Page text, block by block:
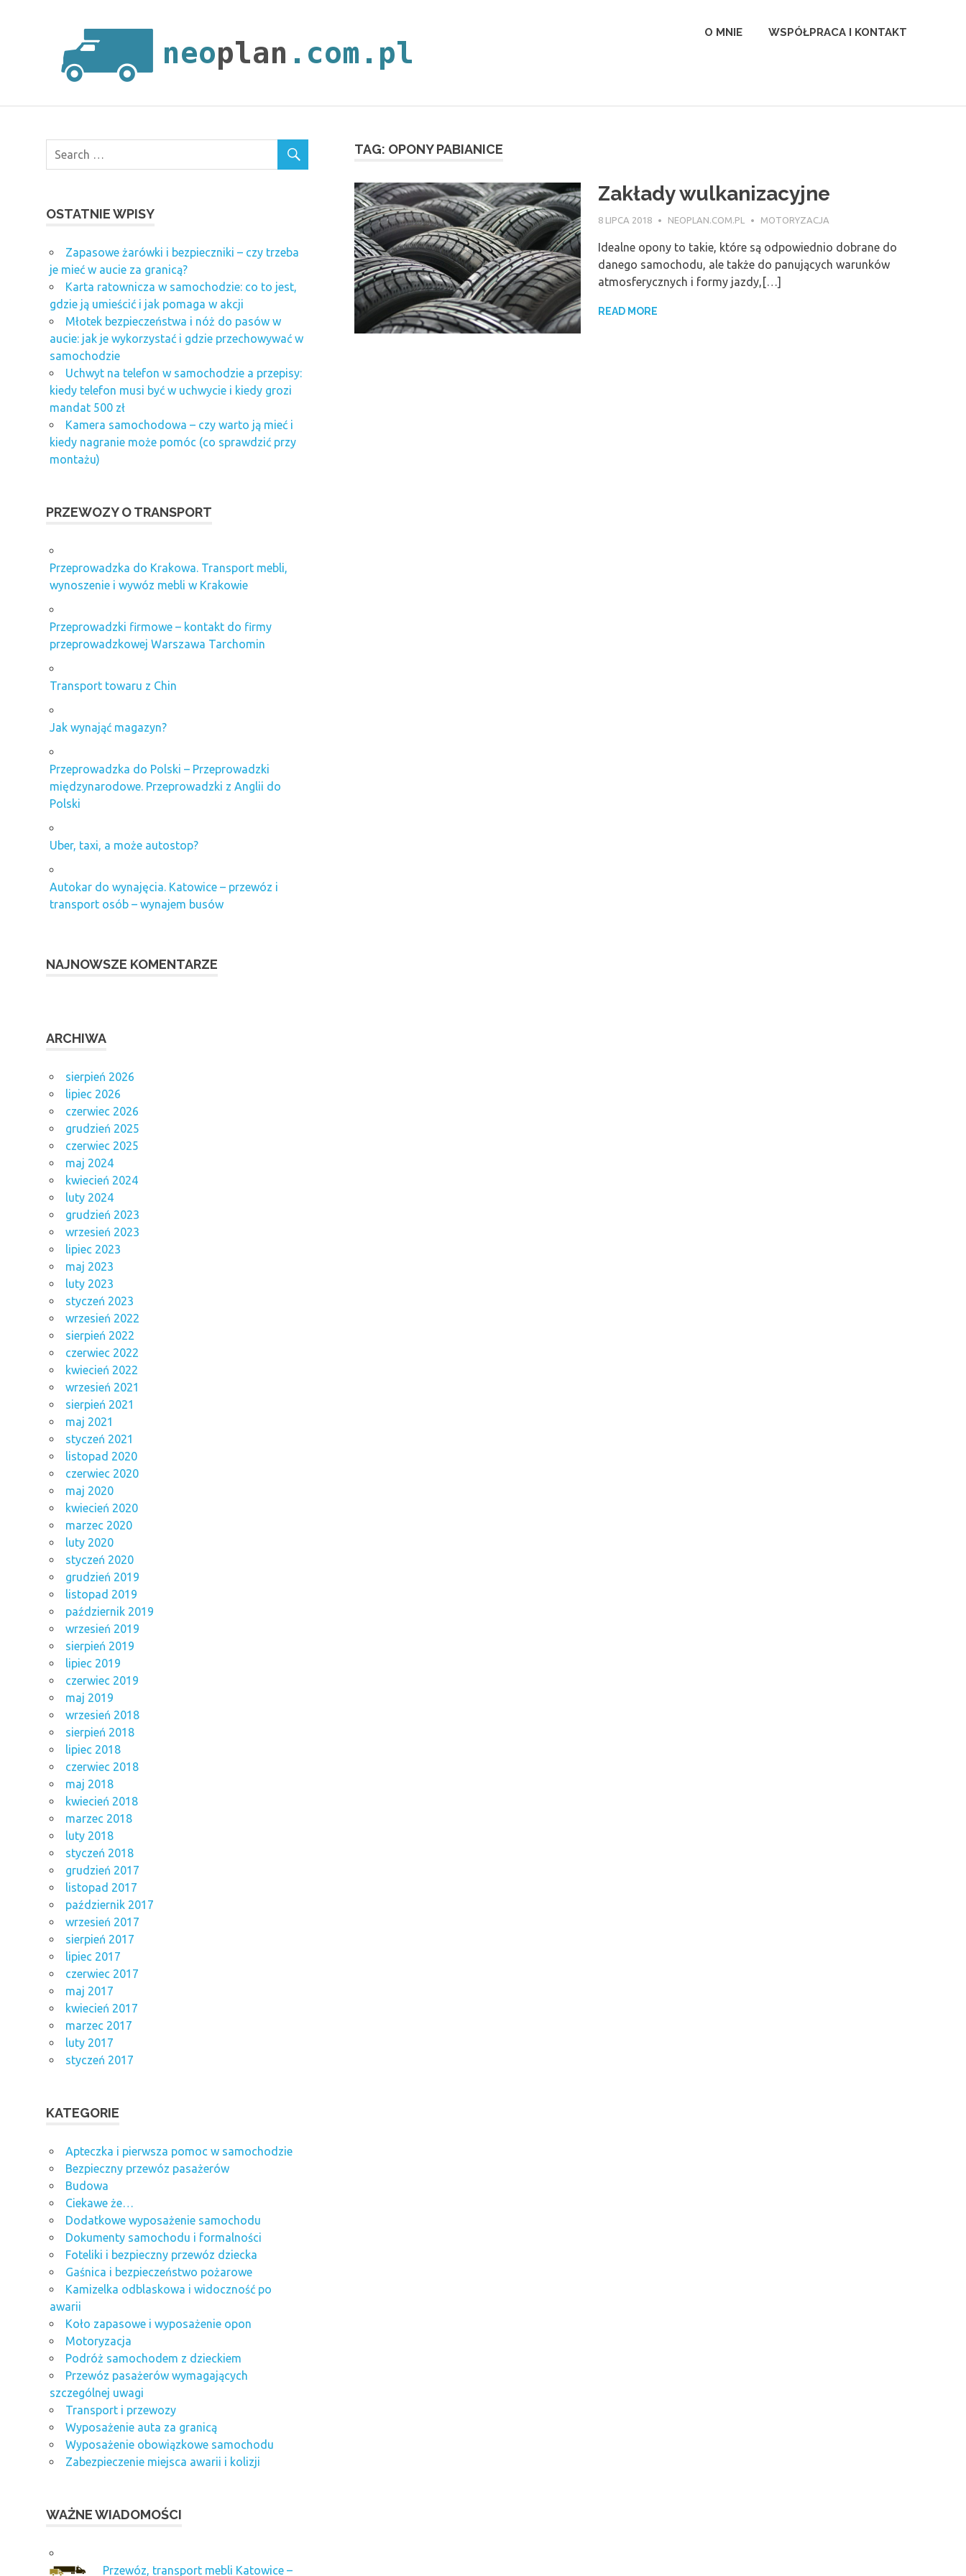
O MNIE WSPÓŁPRACA I KONTAKT
TAG: OPONY PABIANICE
Zakłady wulkanizacyjne
8 LIPCA 2018 NEOPLAN.COM.PL MOTORYZACJA
Idealne opony to takie, które są odpowiednio dobrane do
danego samochodu, ale także do panujących warunków
atmosferycznych i formy jazdy,[…]
READ MORE
OSTATNIE WPISY
Zapasowe żarówki i bezpieczniki – czy trzeba
je mieć w aucie za granicą?
Karta ratownicza w samochodzie: co to jest,
gdzie ją umieścić i jak pomaga w akcji
Młotek bezpieczeństwa i nóż do pasów w
aucie: jak je wykorzystać i gdzie przechowywać w
samochodzie
Uchwyt na telefon w samochodzie a przepisy:
kiedy telefon musi być w uchwycie i kiedy grozi
mandat 500 zł
Kamera samochodowa – czy warto ją mieć i
kiedy nagranie może pomóc (co sprawdzić przy
montażu)
PRZEWOZY O TRANSPORT
Przeprowadzka do Krakowa. Transport mebli,
wynoszenie i wywóz mebli w Krakowie
Przeprowadzki firmowe – kontakt do firmy
przeprowadzkowej Warszawa Tarchomin
Transport towaru z Chin
Jak wynająć magazyn?
Przeprowadzka do Polski – Przeprowadzki
międzynarodowe. Przeprowadzki z Anglii do
Polski
Uber, taxi, a może autostop?
Autokar do wynajęcia. Katowice – przewóz i
transport osób – wynajem busów
NAJNOWSZE KOMENTARZE
ARCHIWA
sierpień 2026
lipiec 2026
czerwiec 2026
grudzień 2025
czerwiec 2025
maj 2024
kwiecień 2024
luty 2024
grudzień 2023
wrzesień 2023
lipiec 2023
maj 2023
luty 2023
styczeń 2023
wrzesień 2022
sierpień 2022
czerwiec 2022
kwiecień 2022
wrzesień 2021
sierpień 2021
maj 2021
styczeń 2021
listopad 2020
czerwiec 2020
maj 2020
kwiecień 2020
marzec 2020
luty 2020
styczeń 2020
grudzień 2019
listopad 2019
październik 2019
wrzesień 2019
sierpień 2019
lipiec 2019
czerwiec 2019
maj 2019
wrzesień 2018
sierpień 2018
lipiec 2018
czerwiec 2018
maj 2018
kwiecień 2018
marzec 2018
luty 2018
styczeń 2018
grudzień 2017
listopad 2017
październik 2017
wrzesień 2017
sierpień 2017
lipiec 2017
czerwiec 2017
maj 2017
kwiecień 2017
marzec 2017
luty 2017
styczeń 2017
KATEGORIE
Apteczka i pierwsza pomoc w samochodzie
Bezpieczny przewóz pasażerów
Budowa
Ciekawe że…
Dodatkowe wyposażenie samochodu
Dokumenty samochodu i formalności
Foteliki i bezpieczny przewóz dziecka
Gaśnica i bezpieczeństwo pożarowe
Kamizelka odblaskowa i widoczność po
awarii
Koło zapasowe i wyposażenie opon
Motoryzacja
Podróż samochodem z dzieckiem
Przewóz pasażerów wymagających
szczególnej uwagi
Transport i przewozy
Wyposażenie auta za granicą
Wyposażenie obowiązkowe samochodu
Zabezpieczenie miejsca awarii i kolizji
WAŻNE WIADOMOŚCI
Przewóz, transport mebli Katowice –